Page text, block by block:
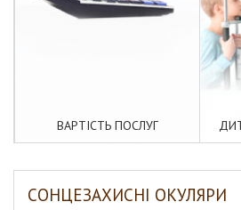
ВАРТІСТЬ ПОСЛУГ
СОНЦЕЗАХИСНІ ОКУЛЯРИ